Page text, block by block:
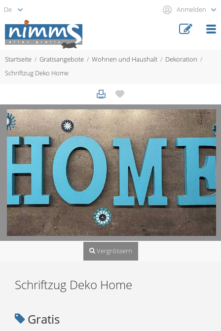
Anmelden
Startseite Gratisangebote Wohnen und Haushalt
Dekoration
Schriftzug Deko Home
Vergrössern
Schriftzug Deko Home
Gratis